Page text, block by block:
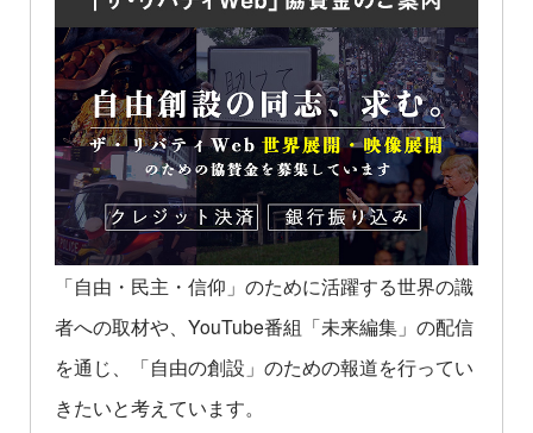
「自由・民主・信仰」のために活躍する世界の識
者への取材や、YouTube番組「未来編集」の配信
を通じ、「自由の創設」のための報道を行ってい
きたいと考えています。